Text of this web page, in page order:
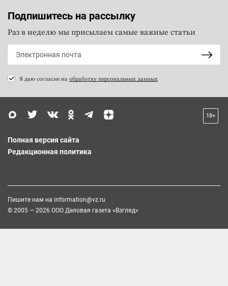
Подпишитесь на рассылку
Раз в неделю мы присылаем самые важные статьи
Я даю согласие на обработку персональных данных
18+
Полная версия сайта
Редакционная политика
Пишите нам на information@vz.ru
© 2005 — 2026 ООО Деловая газета «Взгляд»